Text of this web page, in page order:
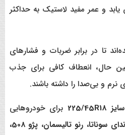
و عمر مفید لاستیک به حداکثر
تا در برابر ضربات و فشارهای
حال، انعطاف کافی برای جذب
نرم و بی‌صدا را داشته باشند.
برای خودروهایی
مزدا 3، کیا اپتیما، هیوندای سوناتا، رنو تالیسمان، پژو 508،